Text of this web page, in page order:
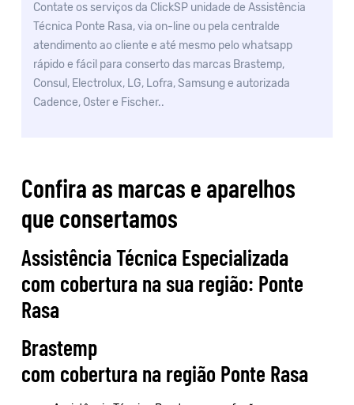
Contate os serviços da ClickSP unidade de Assistência
Técnica Ponte Rasa, via on-line ou pela centralde
atendimento ao cliente e até mesmo pelo whatsapp
rápido e fácil para conserto das marcas Brastemp,
Consul, Electrolux, LG, Lofra, Samsung e autorizada
Cadence, Oster e Fischer..
Confira as marcas e aparelhos
que consertamos
Assistência Técnica Especializada
com cobertura na sua região: Ponte
Rasa
Brastemp
com cobertura na região Ponte Rasa